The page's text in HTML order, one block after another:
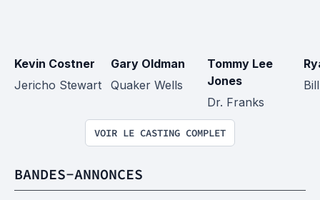
Kevin Costner
Jericho Stewart
Gary Oldman
Quaker Wells
Tommy Lee
Jones
Dr. Franks
VOIR LE CASTING COMPLET
BANDES-ANNONCES